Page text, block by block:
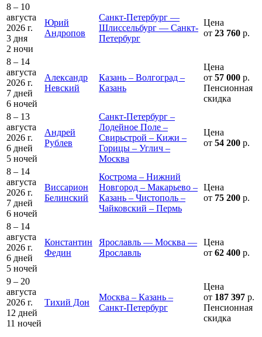
8 – 10
августа
2026 г.
3 дня
2 ночи
Юрий
Андропов
Санкт-Петербург —
Шлиссельбург — Санкт-
Петербург
Цена
от 23 760 р.
8 – 14
августа
2026 г.
7 дней
6 ночей
Александр
Невский
Казань – Волгоград –
Казань
Цена
от 57 000 р.
Пенсионная
скидка
8 – 13
августа
2026 г.
6 дней
5 ночей
Андрей
Рублев
Санкт-Петербург –
Лодейное Поле –
Свирьстрой – Кижи –
Горицы – Углич –
Москва
Цена
от 54 200 р.
8 – 14
августа
2026 г.
7 дней
6 ночей
Виссарион
Белинский
Кострома – Нижний
Новгород – Макарьево –
Казань – Чистополь –
Чайковский – Пермь
Цена
от 75 200 р.
8 – 14
августа
2026 г.
6 дней
5 ночей
Константин
Федин
Ярославль — Москва —
Ярославль
Цена
от 62 400 р.
9 – 20
августа
2026 г.
12 дней
11 ночей
Тихий Дон
Москва – Казань –
Санкт-Петербург
Цена
от 187 397 р.
Пенсионная
скидка